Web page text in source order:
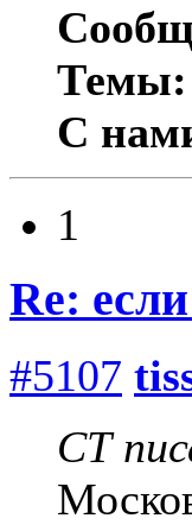
Темы:
С
1
Re:
#5107
СТ